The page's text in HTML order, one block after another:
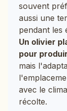
souvent
aussi une
pendant les
Un olivier
pour
mais
avec le
récolte.